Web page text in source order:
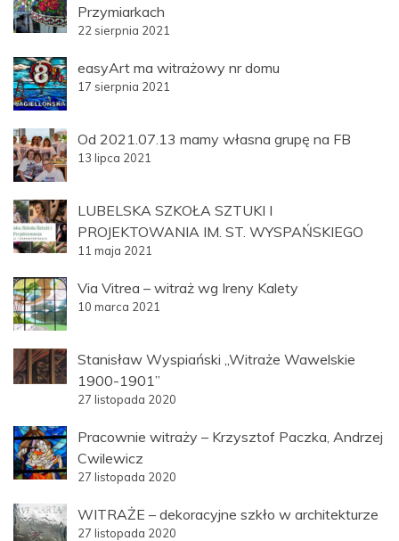
Przymiarkach
22 sierpnia 2021
easyArt ma witrażowy nr domu
17 sierpnia 2021
Od 2021.07.13 mamy własna grupę na FB
13 lipca 2021
LUBELSKA SZKOŁA SZTUKI I
PROJEKTOWANIA IM. ST. WYSPAŃSKIEGO
11 maja 2021
Via Vitrea – witraż wg Ireny Kalety
10 marca 2021
Stanisław Wyspiański „Witraże Wawelskie
1900-1901”
27 listopada 2020
Pracownie witraży – Krzysztof Paczka, Andrzej
Cwilewicz
27 listopada 2020
WITRAŻE – dekoracyjne szkło w architekturze
27 listopada 2020